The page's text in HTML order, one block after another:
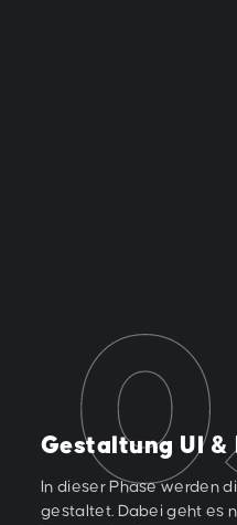
Gestaltung UI
In dieser Phase werden
gestaltet. Dabei geht es